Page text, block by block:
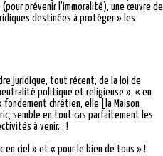
prévenir l’immoralité), une œuvre de
destinées à protéger » les
juridique, tout récent, de la loi de
politique et religieuse », « en
fondement chrétien, elle [la Maison
semble en tout cas parfaitement les
à venir… !
en ciel » et « pour le bien de tous » !